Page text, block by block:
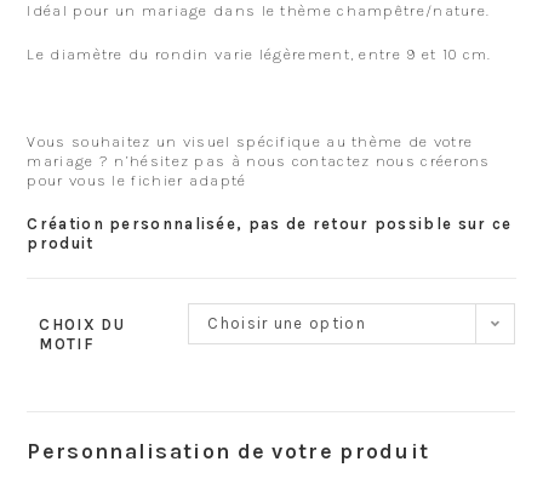
Idéal pour un mariage dans le thème champêtre/nature.
Le diamètre du rondin varie légèrement, entre 9 et 10 cm.
Vous souhaitez un visuel spécifique au thème de votre
mariage ? n’hésitez pas à nous contactez nous créerons
pour vous le fichier adapté
Création personnalisée, pas de retour possible sur ce
produit
CHOIX DU
MOTIF
Choisir une option
Personnalisation de votre produit